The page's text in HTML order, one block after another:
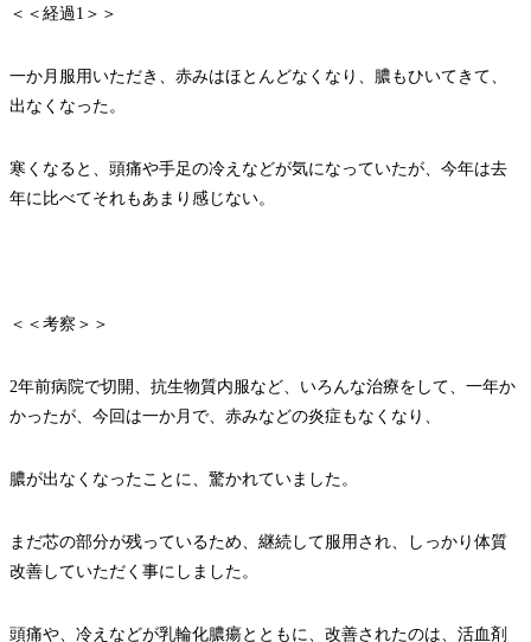
＜＜経過1＞＞
一か月服用いただき、赤みはほとんどなくなり、膿もひいてきて、
出なくなった。
寒くなると、頭痛や手足の冷えなどが気になっていたが、今年は去
年に比べてそれもあまり感じない。
＜＜考察＞＞
2年前病院で切開、抗生物質内服など、いろんな治療をして、一年か
かったが、今回は一か月で、赤みなどの炎症もなくなり、
膿が出なくなったことに、驚かれていました。
まだ芯の部分が残っているため、継続して服用され、しっかり体質
改善していただく事にしました。
頭痛や、冷えなどが乳輪化膿瘍とともに、改善されたのは、活血剤